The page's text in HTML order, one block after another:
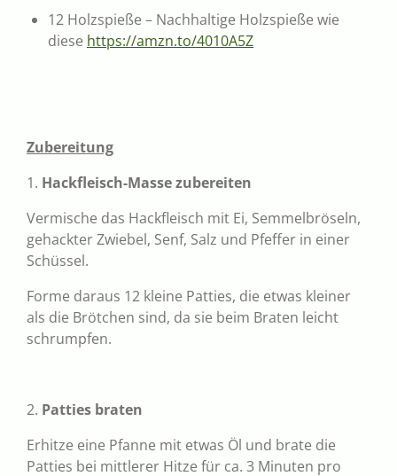
12 Holzspieße – Nachhaltige Holzspieße wie
diese https://amzn.to/4010A5Z
Zubereitung
1. Hackfleisch-Masse zubereiten
Vermische das Hackfleisch mit Ei, Semmelbröseln,
gehackter Zwiebel, Senf, Salz und Pfeffer in einer
Schüssel.
Forme daraus 12 kleine Patties, die etwas kleiner
als die Brötchen sind, da sie beim Braten leicht
schrumpfen.
2. Patties braten
Erhitze eine Pfanne mit etwas Öl und brate die
Patties bei mittlerer Hitze für ca. 3 Minuten pro